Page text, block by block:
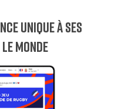
unique à ses
monde